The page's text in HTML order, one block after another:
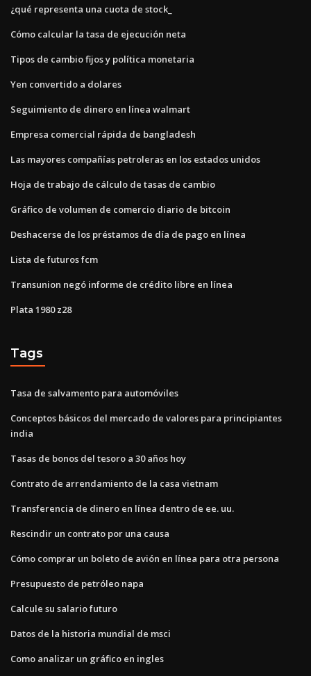
¿qué representa una cuota de stock_
Cómo calcular la tasa de ejecución neta
Tipos de cambio fijos y política monetaria
Yen convertido a dolares
Seguimiento de dinero en línea walmart
Empresa comercial rápida de bangladesh
Las mayores compañías petroleras en los estados unidos
Hoja de trabajo de cálculo de tasas de cambio
Gráfico de volumen de comercio diario de bitcoin
Deshacerse de los préstamos de día de pago en línea
Lista de futuros fcm
Transunion negó informe de crédito libre en línea
Plata 1980 z28
Tags
Tasa de salvamento para automóviles
Conceptos básicos del mercado de valores para principiantes
india
Tasas de bonos del tesoro a 30 años hoy
Contrato de arrendamiento de la casa vietnam
Transferencia de dinero en línea dentro de ee. uu.
Rescindir un contrato por una causa
Cómo comprar un boleto de avión en línea para otra persona
Presupuesto de petróleo napa
Calcule su salario futuro
Datos de la historia mundial de msci
Como analizar un gráfico en ingles